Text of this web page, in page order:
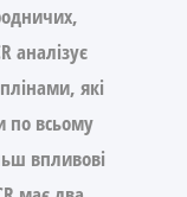
аналізує
які
по всьому
впливові